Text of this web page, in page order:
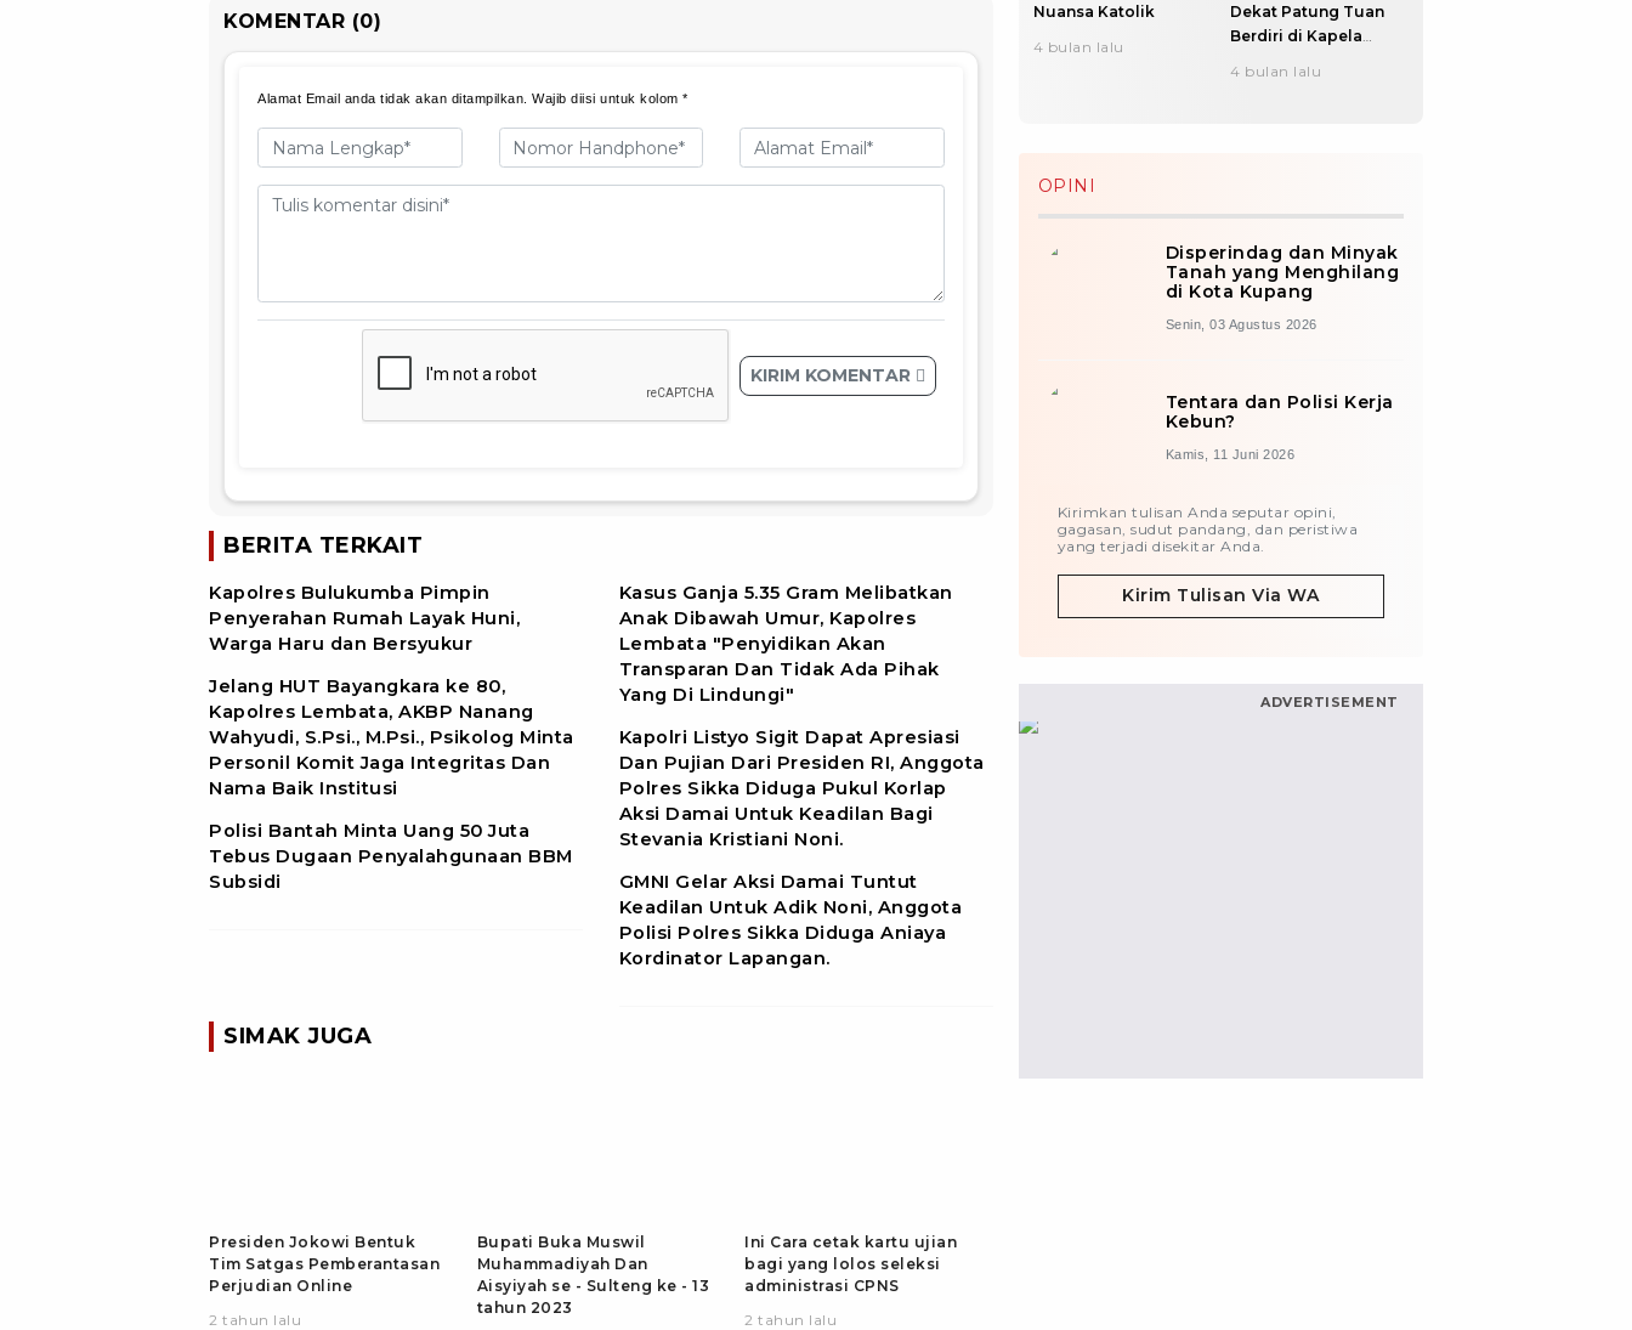
KOMENTAR (0)
Alamat Email anda tidak akan ditampilkan. Wajib diisi untuk kolom *
KIRIM KOMENTAR
BERITA TERKAIT
Kapolres Bulukumba Pimpin
Penyerahan Rumah Layak Huni,
Warga Haru dan Bersyukur
Jelang HUT Bayangkara ke 80,
Kapolres Lembata, AKBP Nanang
Wahyudi, S.Psi., M.Psi., Psikolog Minta
Personil Komit Jaga Integritas Dan
Nama Baik Institusi
Polisi Bantah Minta Uang 50 Juta
Tebus Dugaan Penyalahgunaan BBM
Subsidi
Kasus Ganja 5.35 Gram Melibatkan
Anak Dibawah Umur, Kapolres
Lembata "Penyidikan Akan
Transparan Dan Tidak Ada Pihak
Yang Di Lindungi"
Kapolri Listyo Sigit Dapat Apresiasi
Dan Pujian Dari Presiden RI, Anggota
Polres Sikka Diduga Pukul Korlap
Aksi Damai Untuk Keadilan Bagi
Stevania Kristiani Noni.
GMNI Gelar Aksi Damai Tuntut
Keadilan Untuk Adik Noni, Anggota
Polisi Polres Sikka Diduga Aniaya
Kordinator Lapangan.
SIMAK JUGA
Presiden Jokowi Bentuk
Tim Satgas Pemberantasan
Perjudian Online
2 tahun lalu
Bupati Buka Muswil
Muhammadiyah Dan
Aisyiyah se - Sulteng ke - 13
tahun 2023
Ini Cara cetak kartu ujian
bagi yang lolos seleksi
administrasi CPNS
2 tahun lalu
Nuansa Katolik
4 bulan lalu
Dekat Patung Tuan
Berdiri di Kapela
4 bulan lalu
OPINI
Disperindag dan Minyak
Tanah yang Menghilang
di Kota Kupang
Senin, 03 Agustus 2026
Tentara dan Polisi Kerja
Kebun?
Kamis, 11 Juni 2026
Kirimkan tulisan Anda seputar opini,
gagasan, sudut pandang, dan peristiwa
yang terjadi disekitar Anda.
Kirim Tulisan Via WA
ADVERTISEMENT